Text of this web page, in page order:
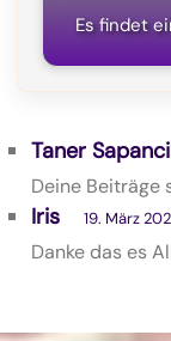
Es findet
Taner
Deine Beiträge
Iris 19. März
Danke das es